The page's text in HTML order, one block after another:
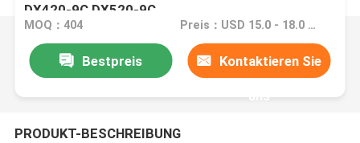
DX420-9C DX520-9C
MOQ：404 Preis：USD 15.0 - 18.0 one piece
Bestpreis Kontaktieren Sie
uns
PRODUKT-BESCHREIBUNG